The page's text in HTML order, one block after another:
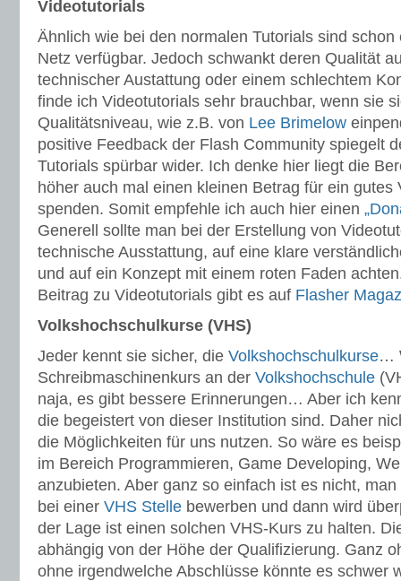
Videotutorials
Ähnlich wie bei den normalen Tutorials sind
Netz verfügbar. Jedoch schwankt deren Qualität
technischer Austattung oder einem schlechtem
finde ich Videotutorials sehr brauchbar, wenn sie
Qualitätsniveau, wie z.B. von Lee Brimelow
positive Feedback der Flash Community spiegelt
Tutorials spürbar wider. Ich denke hier liegt die
höher auch mal einen kleinen Betrag für ein gutes
spenden. Somit empfehle ich auch hier einen
Generell sollte man bei der Erstellung von
technische Ausstattung, auf eine klare
und auf ein Konzept mit einem roten Faden
Beitrag zu Videotutorials gibt es auf Flasher
Volkshochschulkurse (VHS)
Jeder kennt sie sicher, die Volkshochschulkurse…
Schreibmaschinenkurs an der Volkshochschule
naja, es gibt bessere Erinnerungen… Aber ich
die begeistert von dieser Institution sind. Daher
die Möglichkeiten für uns nutzen. So wäre es
im Bereich Programmieren, Game Developing,
anzubieten. Aber ganz so einfach ist es nicht,
bei einer VHS Stelle bewerben und dann wird
der Lage ist einen solchen VHS-Kurs zu halten.
abhängig von der Höhe der Qualifizierung. Ganz
ohne irgendwelche Abschlüsse könnte es schwer